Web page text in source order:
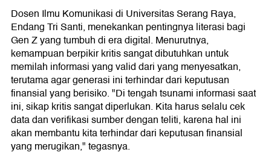
Dosen Ilmu Komunikasi di Universitas Serang Raya,
Endang Tri Santi, menekankan pentingnya literasi bagi
Gen Z yang tumbuh di era digital. Menurutnya,
kemampuan berpikir kritis sangat dibutuhkan untuk
memilah informasi yang valid dari yang menyesatkan,
terutama agar generasi ini terhindar dari keputusan
finansial yang berisiko. "Di tengah tsunami informasi saat
ini, sikap kritis sangat diperlukan. Kita harus selalu cek
data dan verifikasi sumber dengan teliti, karena hal ini
akan membantu kita terhindar dari keputusan finansial
yang merugikan," tegasnya.